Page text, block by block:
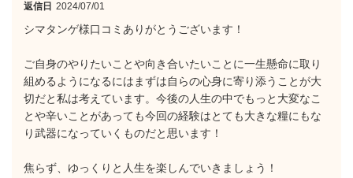
返信日 2024/07/01
シマタンゲ様口コミありがとうございます！
ご自身のやりたいことや向き合いたいことに一生懸命に取り
組めるようになるにはまずは自らの心身に寄り添うことが大
切だと私は考えています。今後の人生の中でもっと大変なこ
とや辛いことがあっても今回の経験はとても大きな糧にもな
り武器になっていくものだと思います！
焦らず、ゆっくりと人生を楽しんでいきましょう！